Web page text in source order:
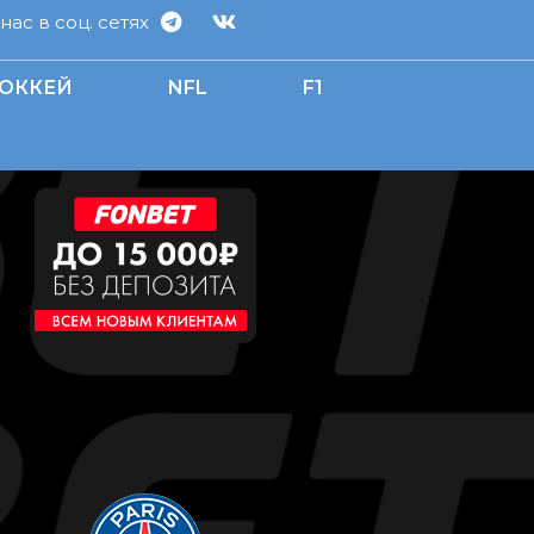
в соц. сетях
NFL F1